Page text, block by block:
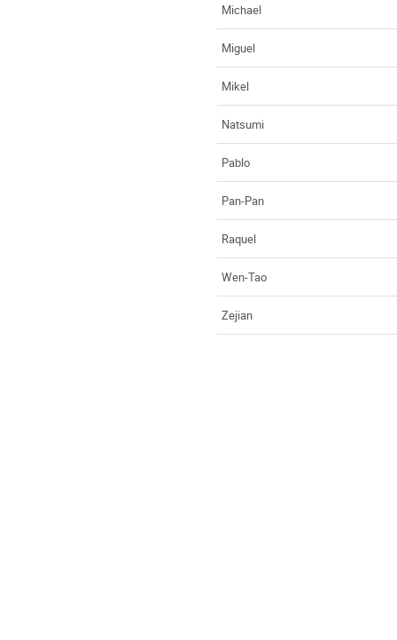
Michael
Miguel
Mikel
Natsumi
Pablo
Pan-Pan
Raquel
Wen-Tao
Zejian